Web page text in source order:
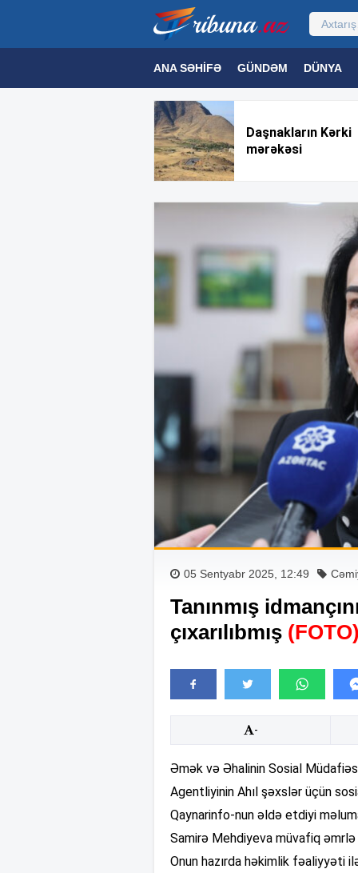
ANA SƏHIFƏ GÜNDƏM DÜNYA
MƏDƏNIYYƏT
Daşnakların Kərki
mərəkəsi
05 Sentyabr 2025, 12:49
Tanınmış
çıxarılıbmış (FOTO)
-
Əmək və Əhalinin Sosial
Agentliyinin Ahıl şəxslər üçün
Qaynarinfo-nun əldə etdiyi
Samirə Mehdiyeva müvafiq
Onun hazırda həkimlik fəaliyyəti